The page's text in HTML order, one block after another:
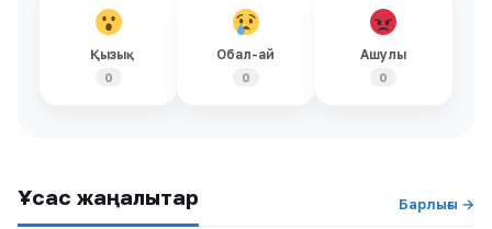
Қызық
0
Обал-ай
0
Ашулы
0
Ұқсас жаңалықтар Барлығы →